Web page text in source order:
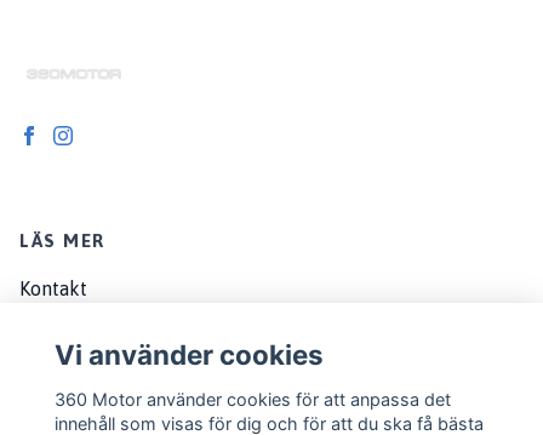
LÄS MER
Kontakt
Köpvillkor
EU customers
Vi använder cookies
360 Motor använder cookies för att anpassa det
innehåll som visas för dig och för att du ska få bästa